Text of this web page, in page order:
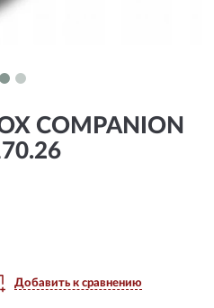
COMPANION
Добавить к сравнению